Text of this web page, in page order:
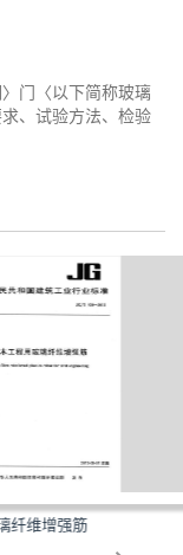
门〈以下简称玻璃
、试验方法、检验